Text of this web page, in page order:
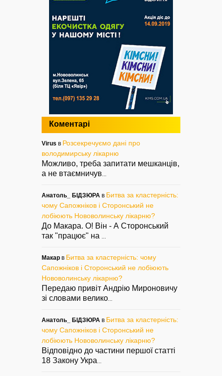
Коментарі
Virus в Розсекречуємо дані про
володимирську лікарню
Можливо, треба запитати мешканців,
а не втаємничув...
Анатоль_ БІДЗЮРА в Битва за кластерність:
чому Сапожніков і Сторонський не
лобіюють Нововолинську лікарню?
До Макара. О! Він - А Сторонський
так "працює" на ...
Макар в Битва за кластерність: чому
Сапожніков і Сторонський не лобіюють
Нововолинську лікарню?
Передаю привіт Андрію Мироновичу
зі словами велико...
Анатоль_ БІДЗЮРА в Битва за кластерність:
чому Сапожніков і Сторонський не
лобіюють Нововолинську лікарню?
Відповідно до частини першої статті
18 Закону Укра...